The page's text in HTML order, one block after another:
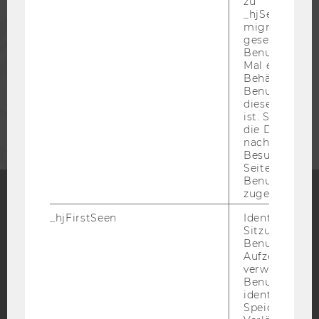
Facebook Blog
Bluesky
migrieren.
gesetzt,
Benutzer
Mal eine
Behält die
Benutzer-ID
diese Seite
ist. Stellt
die Daten von
Besuchen
Seite
Benutzer-ID
zugeordnet
_hjFirstSeen
Identifiziert
Sitzung eines
Benutzers.
verwendet,
identifizieren.